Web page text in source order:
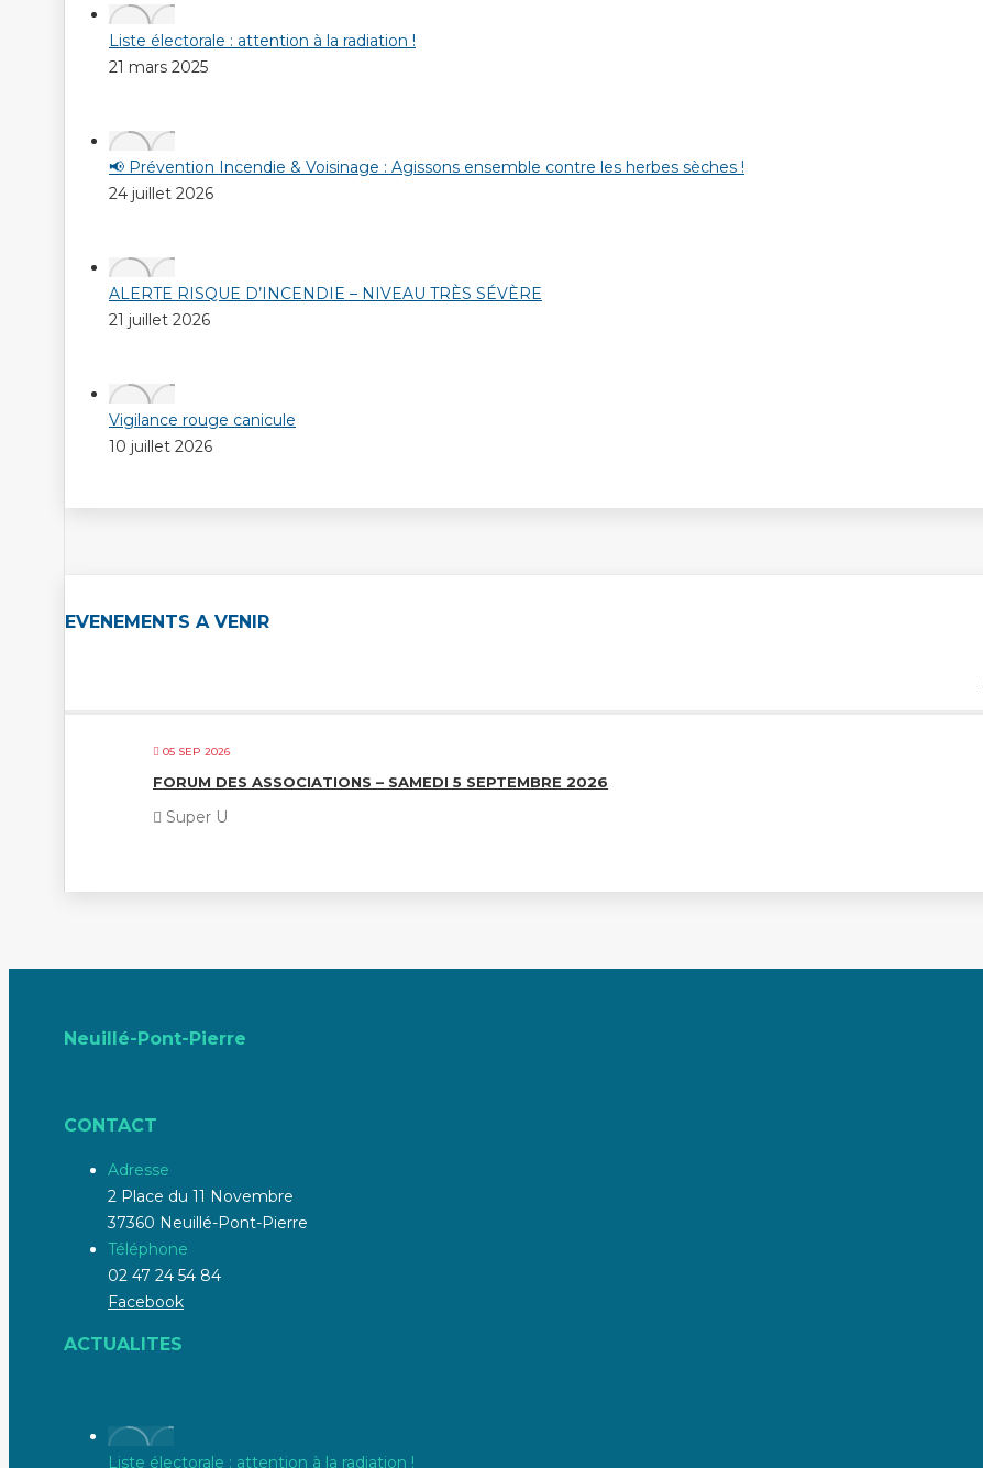
Liste électorale : attention à la radiation !
21 mars 2025
📢 Prévention Incendie & Voisinage : Agissons ensemble contre les herbes sèches !
24 juillet 2026
ALERTE RISQUE D’INCENDIE – NIVEAU TRÈS SÉVÈRE
21 juillet 2026
Vigilance rouge canicule
10 juillet 2026
EVENEMENTS A VENIR
05 SEP 2026
FORUM DES ASSOCIATIONS – SAMEDI 5 SEPTEMBRE 2026
Super U
Neuillé-Pont-Pierre
CONTACT
Adresse
2 Place du 11 Novembre
37360 Neuillé-Pont-Pierre
Téléphone
02 47 24 54 84
Facebook
ACTUALITES
Liste électorale : attention à la radiation !